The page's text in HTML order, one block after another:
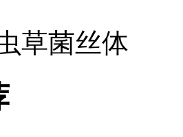
草菌丝体